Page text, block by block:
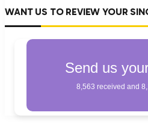
WANT US TO REVIEW YOUR